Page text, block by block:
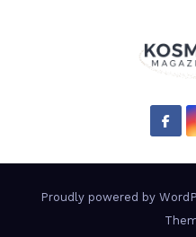
Proudly powered by